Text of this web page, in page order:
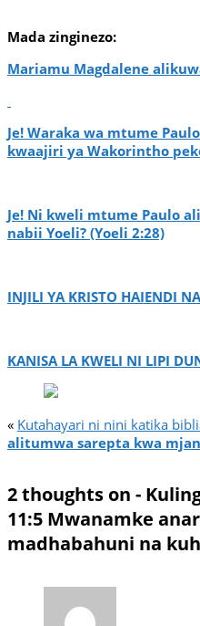
Mada zinginezo:
Mariamu Magdalene
Je! Waraka wa mtume
kwaajiri ya Wakorintho
Je! Ni kweli mtume Paulo
nabii Yoeli? (Yoeli 2:28)
INJILI YA KRISTO HAIENDI
KANISA LA KWELI NI LIPI
« Kutahayari ni nini katika
alitumwa sarepta kwa
2 thoughts on -
11:5 Mwanamke
madhabahuni na